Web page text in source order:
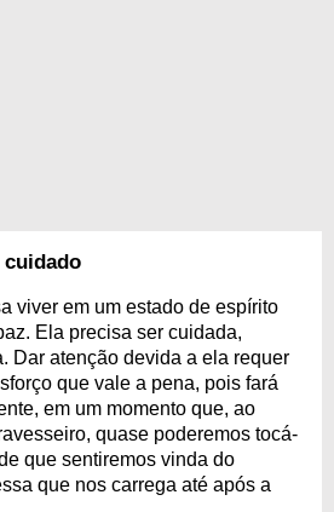
cuidado
viver em um estado de espírito
Ela precisa ser cuidada,
Dar atenção devida a ela requer
que vale a pena, pois fará
em um momento que, ao
quase poderemos tocá-
que sentiremos vinda do
que nos carrega até após a